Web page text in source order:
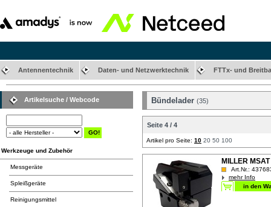
Antennentechnik Daten- und Netzwerktechnik FTTx- und
Artikelsuche / Webcode
Werkzeuge und Zubehör
Messgeräte
Spleißgeräte
Reinigungsmittel
Bündelader (35)
Seite 4 / 4
Artikel pro Seite: 10 20 50 100
MILLER
Art.Nr.:
mehr Info